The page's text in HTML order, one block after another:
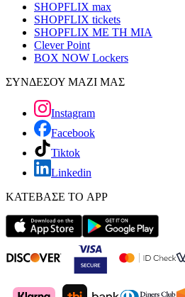
SHOPFLIX max
SHOPFLIX tickets
SHOPFLIX ΜΕ ΤΗ ΜΙΑ
Clever Point
BOX NOW Lockers
ΣΥΝΔΕΣΟΥ ΜΑΖΙ ΜΑΣ
Instagram
Facebook
Tiktok
Linkedin
ΚΑΤΕΒΑΣΕ ΤΟ APP